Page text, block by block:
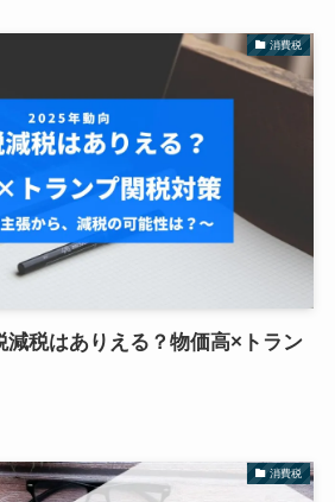
消費税
減税はありえる？物価高×トラン
消費税